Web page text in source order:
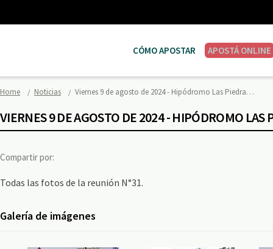
CÓMO APOSTAR APOSTÁ ONLINE
Home Noticias Viernes 9 de agosto de 2024 - Hipódromo Las Piedra…
VIERNES 9 DE AGOSTO DE 2024 - HIPÓDROMO LAS
Compartir por:
Todas las fotos de la reunión N°31.
Galería de imágenes